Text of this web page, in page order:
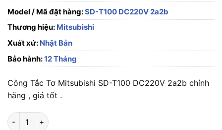
Model / Mã đặt hàng:SD-T100 DC220V 2a2b
Thương hiệu: Mitsubishi
Xuất xứ: Nhật Bản
Bảo hành:12 Tháng
Công Tắc Tơ Mitsubishi SD-T100 DC220V 2a2b chính
hãng , giá tốt .
Công Tắc Tơ Mitsubishi SD-T100 DC220V 2a2b số lượng